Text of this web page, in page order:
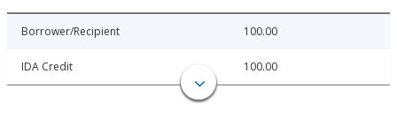
Borrower/Recipient 100.00
IDA Credit 100.00